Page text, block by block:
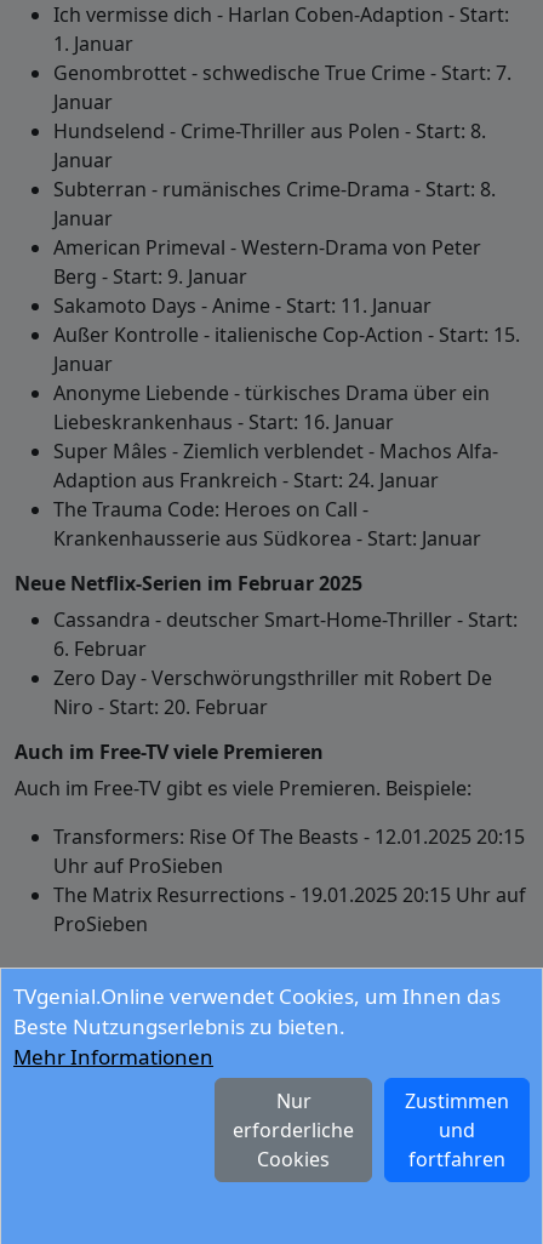
TVgenial.Online verwendet Cookies, um Ihnen das
Beste Nutzungserlebnis zu bieten.
Mehr Informationen
Zustimmen
und
fortfahren
Nur
erforderliche
Cookies
Ich vermisse dich - Harlan Coben-Adaption - Start:
1. Januar
Genombrottet - schwedische True Crime - Start: 7.
Januar
Hundselend - Crime-Thriller aus Polen - Start: 8.
Januar
Subterran - rumänisches Crime-Drama - Start: 8.
Januar
American Primeval - Western-Drama von Peter
Berg - Start: 9. Januar
Sakamoto Days - Anime - Start: 11. Januar
Außer Kontrolle - italienische Cop-Action - Start: 15.
Januar
Anonyme Liebende - türkisches Drama über ein
Liebeskrankenhaus - Start: 16. Januar
Super Mâles - Ziemlich verblendet - Machos Alfa-
Adaption aus Frankreich - Start: 24. Januar
The Trauma Code: Heroes on Call -
Krankenhausserie aus Südkorea - Start: Januar
Neue Netflix-Serien im Februar 2025
Cassandra - deutscher Smart-Home-Thriller - Start:
6. Februar
Zero Day - Verschwörungsthriller mit Robert De
Niro - Start: 20. Februar
Auch im Free-TV viele Premieren
Auch im Free-TV gibt es viele Premieren. Beispiele:
Transformers: Rise Of The Beasts - 12.01.2025 20:15
Uhr auf ProSieben
The Matrix Resurrections - 19.01.2025 20:15 Uhr auf
ProSieben
Blog Archiv 2019 Blog Archiv 2020
Blog Archiv 2023
TV-Tipps der
Digitale Fernsehzeitung
Papier, Zeit und
© - 2026 - ARAKON TVgenial Systems GbR